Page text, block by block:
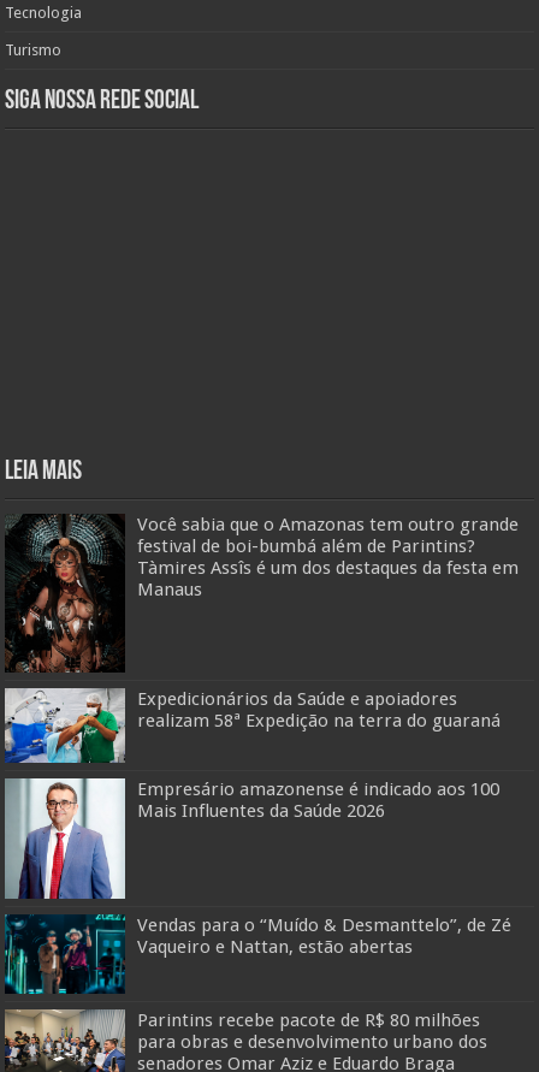
Tecnologia
Turismo
Siga nossa rede social
Leia mais
Você sabia que o Amazonas tem outro grande
festival de boi-bumbá além de Parintins?
Tàmires Assîs é um dos destaques da festa em
Manaus
Expedicionários da Saúde e apoiadores
realizam 58ª Expedição na terra do guaraná
Empresário amazonense é indicado aos 100
Mais Influentes da Saúde 2026
Vendas para o “Muído & Desmanttelo”, de Zé
Vaqueiro e Nattan, estão abertas
Parintins recebe pacote de R$ 80 milhões
para obras e desenvolvimento urbano dos
senadores Omar Aziz e Eduardo Braga